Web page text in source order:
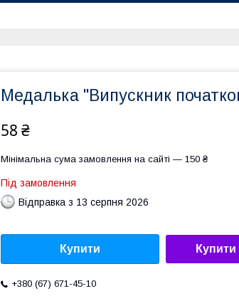
Медалька "Випускник
58 ₴
Мінімальна сума замовлення на сайті — 150 ₴
Під замовлення
Відправка з 13 серпня 2026
Купити Купити
+380 (67) 671-45-10